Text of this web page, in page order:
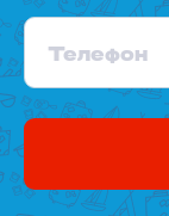
Телефон